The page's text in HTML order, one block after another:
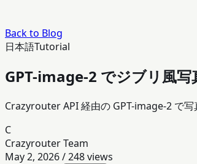
Back to Blog
日本語Tutorial
GPT-image-2 でジブリ風
Crazyrouter API 経由の GPT-image-2 で写
C
Crazyrouter Team
May 2, 2026/248views